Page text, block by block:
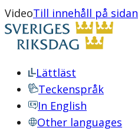
VideoTill innehåll på sidan
Lättläst
Teckenspråk
In English
Other languages